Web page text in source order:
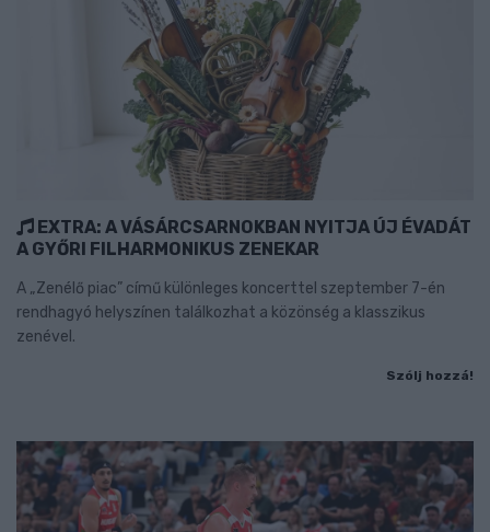
EXTRA: A VÁSÁRCSARNOKBAN NYITJA ÚJ ÉVADÁT
A GYŐRI FILHARMONIKUS ZENEKAR
A „Zenélő piac” című különleges koncerttel szeptember 7-én
rendhagyó helyszínen találkozhat a közönség a klasszikus
zenével.
Szólj hozzá!